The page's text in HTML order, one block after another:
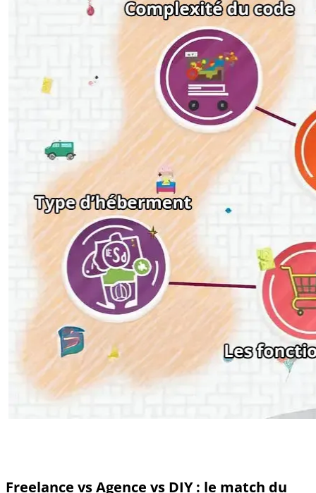
Freelance vs Agence vs DIY : le match du